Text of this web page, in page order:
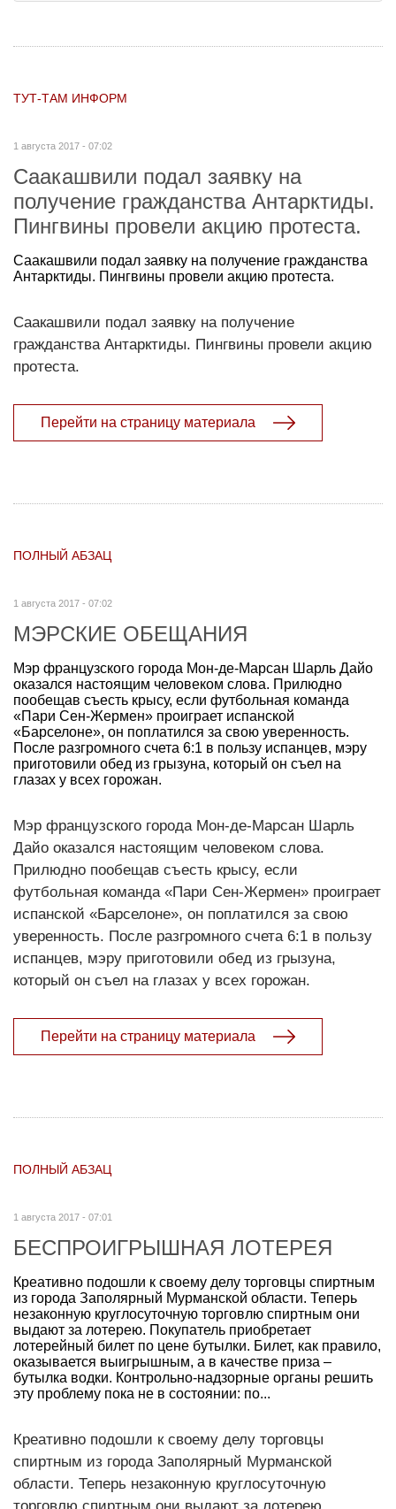
ТУТ-ТАМ ИНФОРМ
1 августа 2017 - 07:02
Саакашвили подал заявку на
получение гражданства Антарктиды.
Пингвины провели акцию протеста.
Саакашвили подал заявку на получение гражданства
Антарктиды. Пингвины провели акцию протеста.
Саакашвили подал заявку на получение
гражданства Антарктиды. Пингвины провели акцию
протеста.
Перейти на страницу материала
ПОЛНЫЙ АБЗАЦ
1 августа 2017 - 07:02
МЭРСКИЕ ОБЕЩАНИЯ
Мэр французского города Мон-де-Марсан Шарль Дайо
оказался настоящим человеком слова. Прилюдно
пообещав съесть крысу, если футбольная команда
«Пари Сен-Жермен» проиграет испанской
«Барселоне», он поплатился за свою уверенность.
После разгромного счета 6:1 в пользу испанцев, мэру
приготовили обед из грызуна, который он съел на
глазах у всех горожан.
Мэр французского города Мон-де-Марсан Шарль
Дайо оказался настоящим человеком слова.
Прилюдно пообещав съесть крысу, если
футбольная команда «Пари Сен-Жермен» проиграет
испанской «Барселоне», он поплатился за свою
уверенность. После разгромного счета 6:1 в пользу
испанцев, мэру приготовили обед из грызуна,
который он съел на глазах у всех горожан.
Перейти на страницу материала
ПОЛНЫЙ АБЗАЦ
1 августа 2017 - 07:01
БЕСПРОИГРЫШНАЯ ЛОТЕРЕЯ
Креативно подошли к своему делу торговцы спиртным
из города Заполярный Мурманской области. Теперь
незаконную круглосуточную торговлю спиртным они
выдают за лотерею. Покупатель приобретает
лотерейный билет по цене бутылки. Билет, как правило,
оказывается выигрышным, а в качестве приза –
бутылка водки. Контрольно-надзорные органы решить
эту проблему пока не в состоянии: по...
Креативно подошли к своему делу торговцы
спиртным из города Заполярный Мурманской
области. Теперь незаконную круглосуточную
торговлю спиртным они выдают за лотерею.